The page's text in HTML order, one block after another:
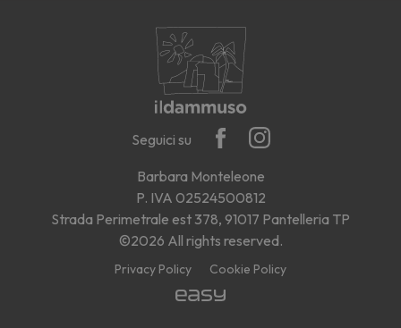
Seguici su
Barbara Monteleone
P. IVA 02524500812
Strada Perimetrale est 378, 91017 Pantelleria TP
©2026 All rights reserved.
Privacy Policy Cookie Policy